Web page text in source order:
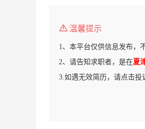
温馨提示
1、本平台仅供信息发布，
2、请告知求职者，是在夏
3.如遇无效简历，请点击投